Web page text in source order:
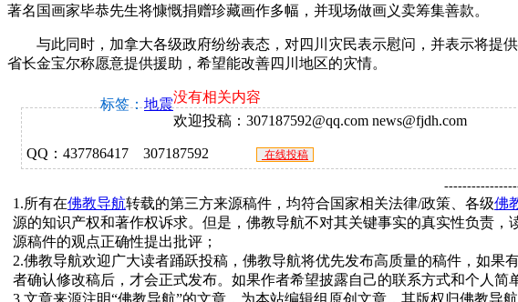
著名国画家毕恭先生将慷慨捐赠珍藏画作多幅，并现场做画义卖筹集善款。
与此同时，加拿大各级政府纷纷表态，对四川灾民表示慰问，并表示将提
省长金宝尔称愿意提供援助，希望能改善四川地区的灾情。
标签：地震没有相关内容
欢迎投稿：307187592@qq.com news@fjdh.com
QQ：437786417 307187592 在线投稿
1.所有在佛教导航转载的第三方来源稿件，均符合国家相关法律/政策、各级佛
源的知识产权和著作权诉求。但是，佛教导航不对其关键事实的真实性负责
源稿件的观点正确性提出批评；
2.佛教导航欢迎广大读者踊跃投稿，佛教导航将优先发布高质量的稿件，如
者确认修改稿后，才会正式发布。如果作者希望披露自己的联系方式和个人简
3.文章来源注明“佛教导航”的文章，为本站编辑组原创文章，其版权归佛教导